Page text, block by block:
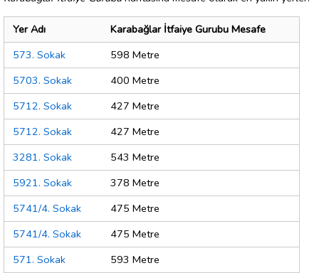
Yer Adı
Karabağlar İtfaiye Gurubu Mesafe
573. Sokak
598 Metre
5703. Sokak
400 Metre
5712. Sokak
427 Metre
5712. Sokak
427 Metre
3281. Sokak
543 Metre
5921. Sokak
378 Metre
5741/4. Sokak
475 Metre
5741/4. Sokak
475 Metre
571. Sokak
593 Metre